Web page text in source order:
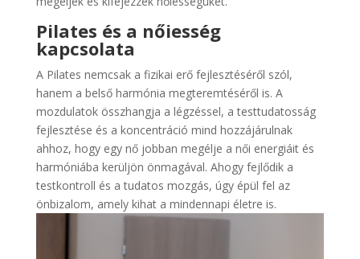
Pilates és a nőiesség
kapcsolata
A Pilates nemcsak a fizikai erő fejlesztéséről szól,
hanem a belső harmónia megteremtéséről is. A
mozdulatok összhangja a légzéssel, a testtudatosság
fejlesztése és a koncentráció mind hozzájárulnak
ahhoz, hogy egy nő jobban megélje a női energiáit és
harmóniába kerüljön önmagával. Ahogy fejlődik a
testkontroll és a tudatos mozgás, úgy épül fel az
önbizalom, amely kihat a mindennapi életre is.